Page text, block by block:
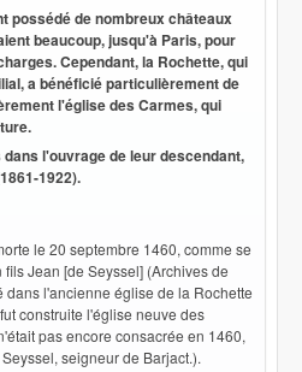
possédé de nombreux châteaux
beaucoup, jusqu'à Paris, pour
Cependant, la Rochette, qui
a bénéficié particulièrement de
l'église des Carmes, qui
l'ouvrage de leur descendant,
1922).
le 20 septembre 1460, comme se
Jean [de Seyssel] (Archives de
dans l'ancienne église de la Rochette
construite l'église neuve des
pas encore consacrée en 1460,
seigneur de Barjact.).